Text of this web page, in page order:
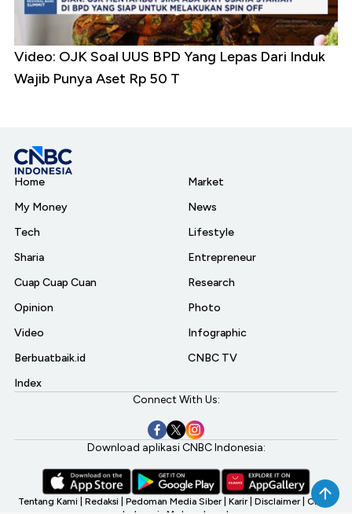
Video: OJK Soal UUS BPD Yang Lepas Dari Induk
Wajib Punya Aset Rp 50 T
Home
My Money
Tech
Sharia
Cuap Cuap Cuan
Opinion
Video
Berbuatbaik.id
Index
Market
News
Lifestyle
Entrepreneur
Research
Photo
Infographic
CNBC TV
Connect With Us:
Download aplikasi CNBC Indonesia:
Tentang Kami Redaksi Pedoman Media Siber Karir Disclaimer CNBC